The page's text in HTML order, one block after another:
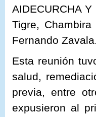
AIDECURCHA
Tigre,
Fernando Zavala.
Esta reunión
salud,
previa, entre
expusieron al